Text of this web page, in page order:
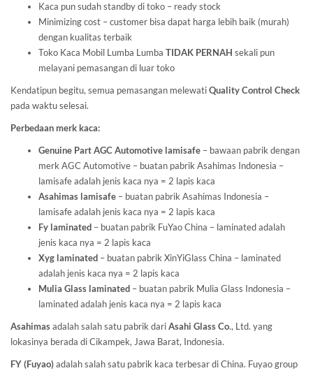
Kaca pun sudah standby di toko – ready stock
Minimizing cost – customer bisa dapat harga lebih baik (murah)
dengan kualitas terbaik
Toko Kaca Mobil Lumba Lumba TIDAK PERNAH sekali pun
melayani pemasangan di luar toko
Kendatipun begitu, semua pemasangan melewatiQuality Control Check
pada waktu selesai.
Perbedaan merk kaca:
Genuine Part AGC Automotive lamisafe – bawaan pabrik dengan
merk AGC Automotive – buatan pabrik Asahimas Indonesia –
lamisafe adalah jenis kaca nya = 2 lapis kaca
Asahimas lamisafe – buatan pabrik Asahimas Indonesia –
lamisafe adalah jenis kaca nya = 2 lapis kaca
Fy laminated – buatan pabrik FuYao China – laminated adalah
jenis kaca nya = 2 lapis kaca
Xyg laminated – buatan pabrik XinYiGlass China – laminated
adalah jenis kaca nya = 2 lapis kaca
Mulia Glass laminated – buatan pabrik Mulia Glass Indonesia –
laminated adalah jenis kaca nya = 2 lapis kaca
Asahimasadalah salah satu pabrik dariAsahi GlassCo., Ltd. yang
lokasinya berada di Cikampek, Jawa Barat, Indonesia.
FY (Fuyao)adalah salah satu pabrik kaca terbesar di China. Fuyao group